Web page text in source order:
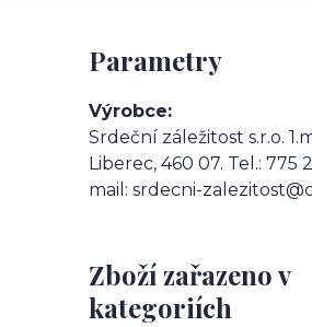
Parametry
Výrobce
Srdeční záležitost s.r.o.
Liberec, 460 07. Tel.: 775
mail: srdecni-
Zboží zařazeno v
kategoriích